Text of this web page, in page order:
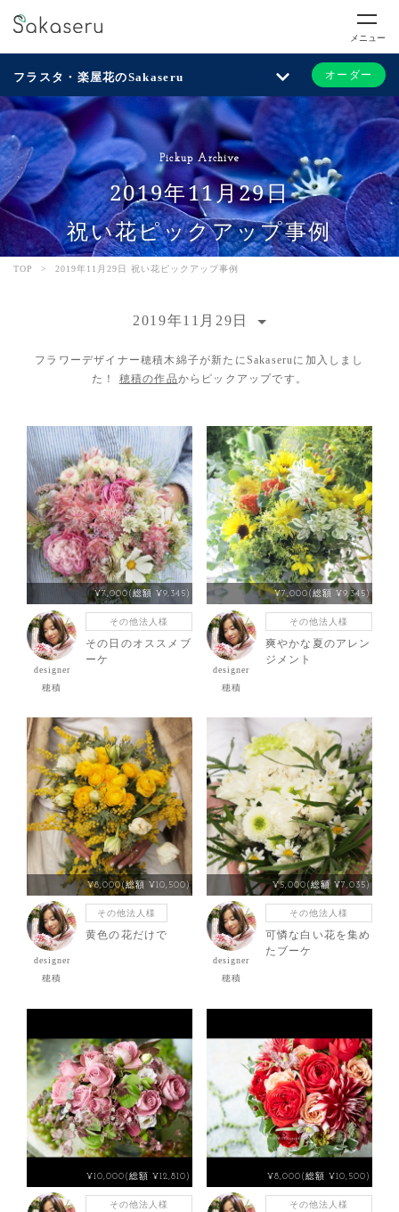
メニュー
フラスタ・楽屋花のSakaseru オーダー
Pickup Archive
2019年11月29日
祝い花ピックアップ事例
TOP > 2019年11月29日 祝い花ピックアップ事例
2019年11月29日
フラワーデザイナー穂積木綿子が新たにSakaseruに加入しまし
た！ 穂積の作品からピックアップです。
¥7,000(総額 ¥9,345)
designer
穂積
その他法人様
その日のオススメブ
ーケ
¥7,000(総額 ¥9,345)
designer
穂積
その他法人様
爽やかな夏のアレン
ジメント
¥8,000(総額 ¥10,500)
designer
穂積
その他法人様
黄色の花だけで
¥5,000(総額 ¥7,035)
designer
穂積
その他法人様
可憐な白い花を集め
たブーケ
¥10,000(総額 ¥12,810)
その他法人様
¥8,000(総額 ¥10,500)
その他法人様